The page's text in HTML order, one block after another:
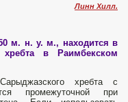
Линн Хилл.
м. н. у. м., находится в
хребта в Раимбекском
хребта с
промежуточной при